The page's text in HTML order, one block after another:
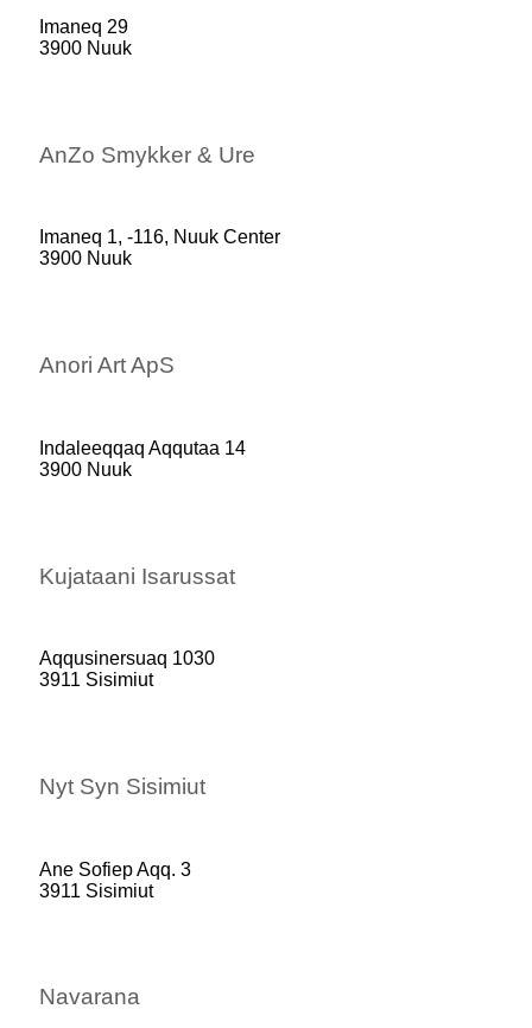
Imaneq 29
3900 Nuuk
AnZo Smykker & Ure
Imaneq 1, -116, Nuuk Center
3900 Nuuk
Anori Art ApS
Indaleeqqaq Aqqutaa 14
3900 Nuuk
Kujataani Isarussat
Aqqusinersuaq 1030
3911 Sisimiut
Nyt Syn Sisimiut
Ane Sofiep Aqq. 3
3911 Sisimiut
Navarana